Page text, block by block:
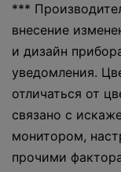
***
внесение
и дизайн
уведомления.
отличаться от
связано с
монитором,
прочими